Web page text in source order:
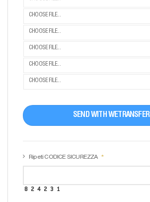
CHOOSE FILE...
CHOOSE FILE...
CHOOSE FILE...
CHOOSE FILE...
CHOOSE FILE...
SEND WITH WETRANSFER
Ripeti CODICE SICUREZZA